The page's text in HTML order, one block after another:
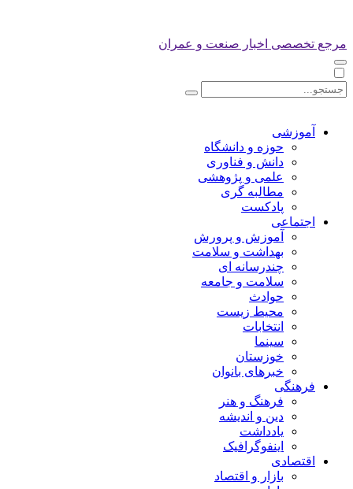
مرجع تخصصی اخبار صنعت و عمران
آموزشی
حوزه و دانشگاه
دانش و فناوری
علمی و پژوهشی
مطالبه گری
پادکست
اجتماعی
آموزش و پرورش
بهداشت و سلامت
چندرسانه ای
سلامت و جامعه
حوادث
محیط زیست
انتخابات
سینما
خوزستان
خبرهای بانوان
فرهنگی
فرهنگ و هنر
دین و اندیشه
یادداشت
اینفوگرافیک
اقتصادی
بازار و اقتصاد